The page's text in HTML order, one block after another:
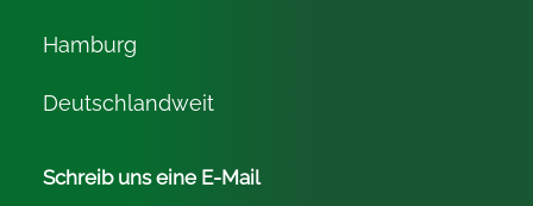
Hamburg
Deutschlandweit
Schreib uns eine E-Mail